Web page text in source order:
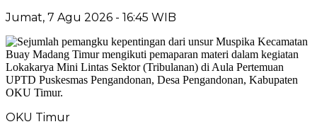
Jumat, 7 Agu 2026 - 16:45 WIB
OKU Timur